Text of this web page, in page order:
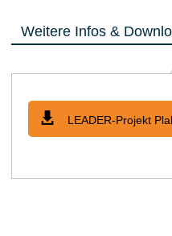
Weitere Infos &
LEADER-Projekt